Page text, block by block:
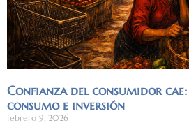
Confianza del consumidor
consumo e inversión
febrero 9, 2026